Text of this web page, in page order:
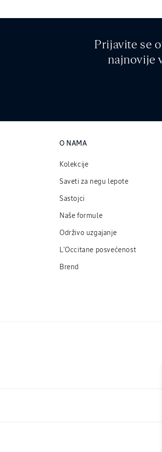
Prijavite se
najnovije
O NAMA
Kolekcije
Saveti za negu lepote
Sastojci
Naše formule
Održivo uzgajanje
L'Occitane posvećenost
Brend